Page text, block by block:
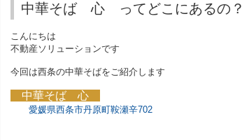
中華そば 心 ってどこにあるの？
こんにちは
不動産ソリューションです
今回は西条の中華そばをご紹介します
中華そば 心
愛媛県西条市丹原町鞍瀬辛702